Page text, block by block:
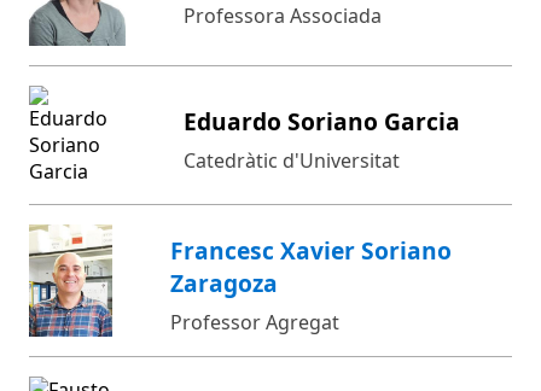
Professora Associada
Eduardo Soriano Garcia
Catedràtic d'Universitat
Francesc Xavier Soriano
Zaragoza
Professor Agregat